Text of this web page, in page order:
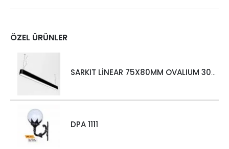
ÖZEL ÜRÜNLER
SARKIT LİNEAR 75X80MM OVALIUM 30W 4000 LM MT
DPA 1111